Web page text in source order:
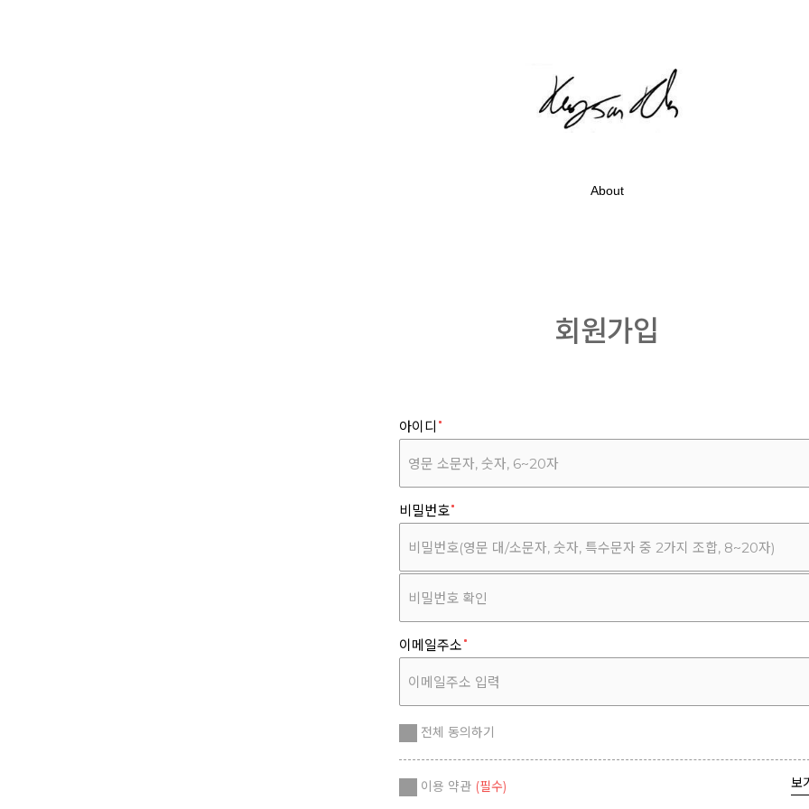
About
회원가입
아이디
비밀번호
이메일주소
전체 동의하기
이용 약관 (필수) 보